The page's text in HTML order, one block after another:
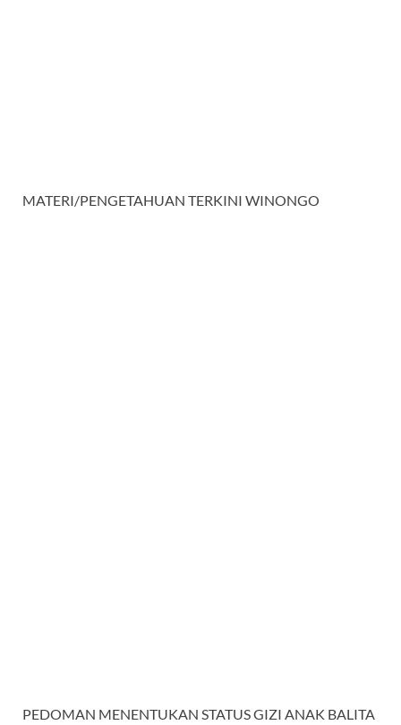
MATERI/PENGETAHUAN TERKINI WINONGO
PEDOMAN MENENTUKAN STATUS GIZI ANAK BALITA